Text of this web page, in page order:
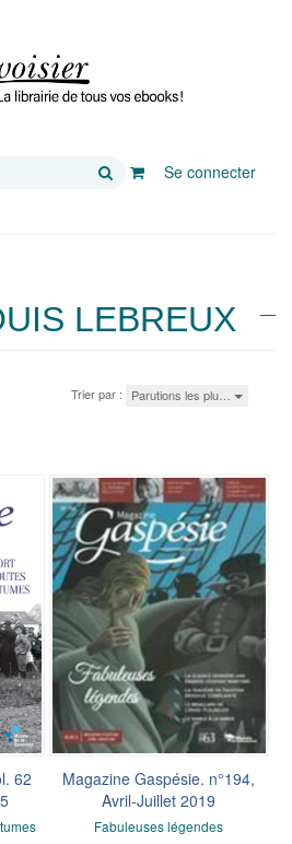
Rechercher
Se connecter
LEBREUX
Trier par : Parutions les plu…
62
Magazine Gaspésie. n°194,
Avril-Juillet 2019
Fabuleuses légendes